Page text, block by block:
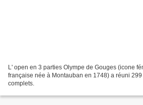
L' open en 3 parties Olympe de Gouges (icone
française née à Montauban en 1748) a réuni
complets.